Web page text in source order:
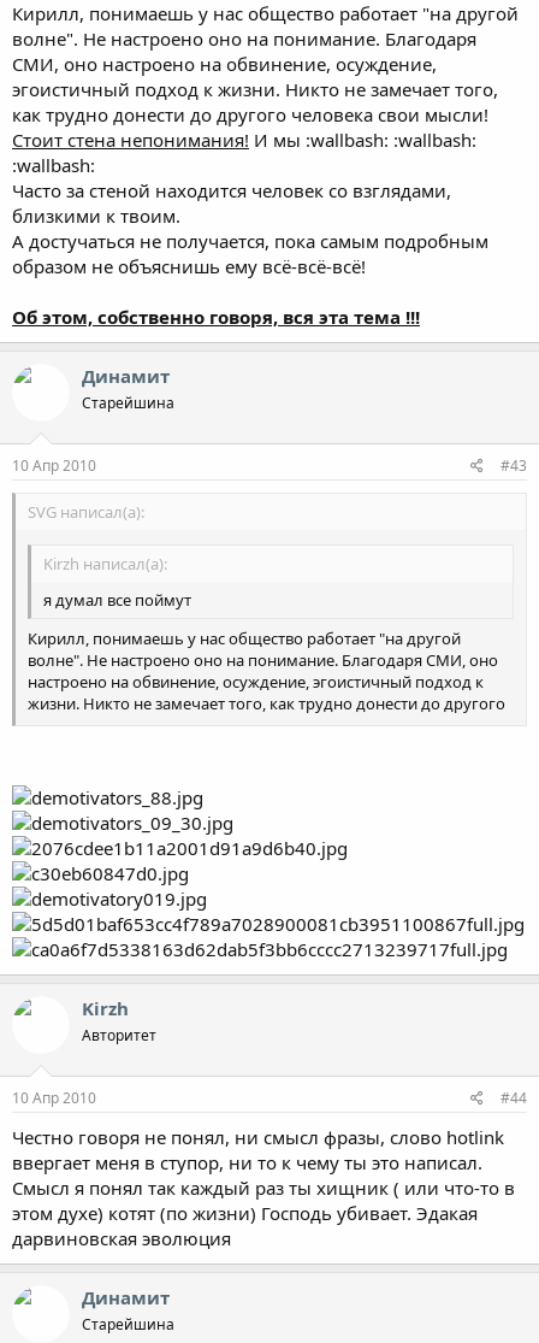
Кирилл, понимаешь у нас общество работает "на другой
волне". Не настроено оно на понимание. Благодаря
СМИ, оно настроено на обвинение, осуждение,
эгоистичный подход к жизни. Никто не замечает того,
как трудно донести до другого человека свои мысли!
Стоит стена непонимания! И мы :wallbash: :wallbash:
:wallbash:
Часто за стеной находится человек со взглядами,
близкими к твоим.
А достучаться не получается, пока самым подробным
образом не объяснишь ему всё-всё-всё!
Об этом, собственно говоря, вся эта тема !!!
Динамит
Старейшина
10 Апр 2010 #43
SVG написал(а):
Kirzh написал(а):
я думал все поймут
Кирилл, понимаешь у нас общество работает "на другой
волне". Не настроено оно на понимание. Благодаря СМИ, оно
настроено на обвинение, осуждение, эгоистичный подход к
жизни. Никто не замечает того, как трудно донести до другого
твоим.
А достучаться не получается, пока самым подробным образом
не объяснишь ему всё-всё-всё!
Об этом, собственно говоря, вся эта тема !!!
Kirzh
Авторитет
10 Апр 2010 #44
Честно говоря не понял, ни смысл фразы, слово hotlink
ввергает меня в ступор, ни то к чему ты это написал.
Смысл я понял так каждый раз ты хищник ( или что-то в
этом духе) котят (по жизни) Господь убивает. Эдакая
дарвиновская эволюция
Динамит
Старейшина